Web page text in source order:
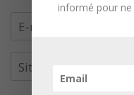
informé pour